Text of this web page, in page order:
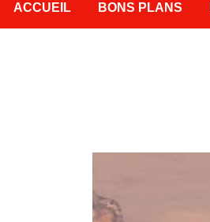
ACCUEIL BONS PLANS